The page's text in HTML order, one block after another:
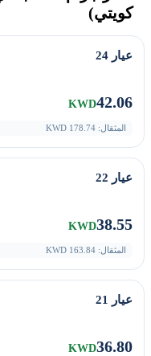
كويتي)
عيار 24
42.06
KWD
المثقال: 178.74
عيار 22
38.55
KWD
المثقال: 163.84
عيار 21
36.80
KWD